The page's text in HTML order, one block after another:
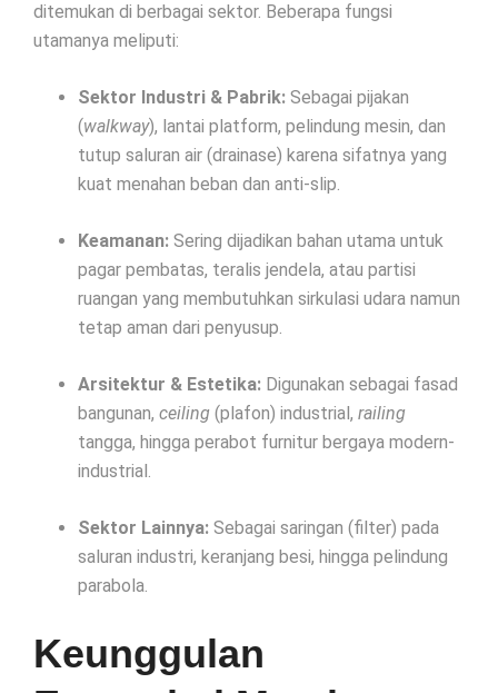
ditemukan di berbagai sektor. Beberapa fungsi
utamanya meliputi:
Sektor Industri & Pabrik: Sebagai pijakan
(walkway), lantai platform, pelindung mesin, dan
tutup saluran air (drainase) karena sifatnya yang
kuat menahan beban dan anti-slip.
Keamanan: Sering dijadikan bahan utama untuk
pagar pembatas, teralis jendela, atau partisi
ruangan yang membutuhkan sirkulasi udara namun
tetap aman dari penyusup.
Arsitektur & Estetika: Digunakan sebagai fasad
bangunan, ceiling (plafon) industrial, railing
tangga, hingga perabot furnitur bergaya modern-
industrial.
Sektor Lainnya: Sebagai saringan (filter) pada
saluran industri, keranjang besi, hingga pelindung
parabola.
Keunggulan